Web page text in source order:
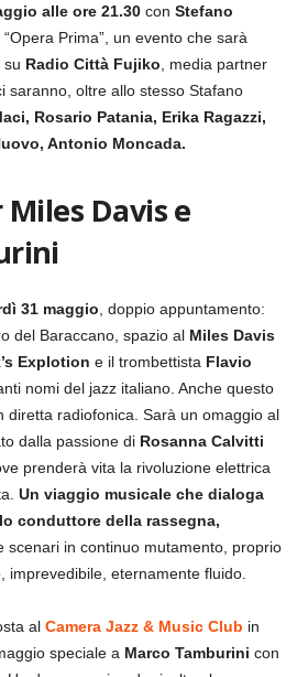
alle ore 21.30 con Stefano
Prima”, un evento che sarà
su Radio Città Fujiko, media partner
saranno, oltre allo stesso Stafano
Rosario Patania, Erika Ragazzi,
Antonio Moncada.
Davis e
31 maggio, doppio appuntamento:
del Baraccano, spazio al Miles Davis
Explotion e il trombettista Flavio
nomi del jazz italiano. Anche questo
diretta radiofonica. Sarà un omaggio al
dalla passione di Rosanna Calvitti
prenderà vita la rivoluzione elettrica
Un viaggio musicale che dialoga
conduttore della rassegna,
scenari in continuo mutamento, proprio
imprevedibile, eternamente fluido.
al Camera Jazz & Music Club in
speciale a Marco Tamburini con